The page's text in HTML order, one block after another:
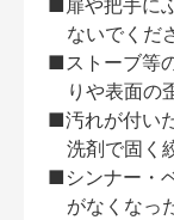
■扉や把手に
ないでくだ
■ストーブ等
りや表面の
■汚れが付い
洗剤で固く
■シンナー・
がなくなっ